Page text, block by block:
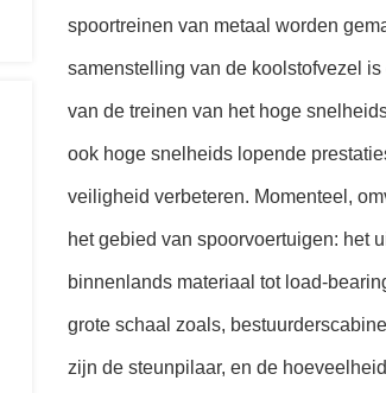
spoortreinen van metaal worden
samenstelling van de koolstofvezel
van de treinen van het hoge
ook hoge snelheids lopende
veiligheid verbeteren. Momenteel,
het gebied van spoorvoertuigen: het
binnenlands materiaal tot load-
grote schaal zoals,
zijn de steunpilaar, en de